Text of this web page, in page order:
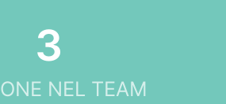
4
NEL TEAM